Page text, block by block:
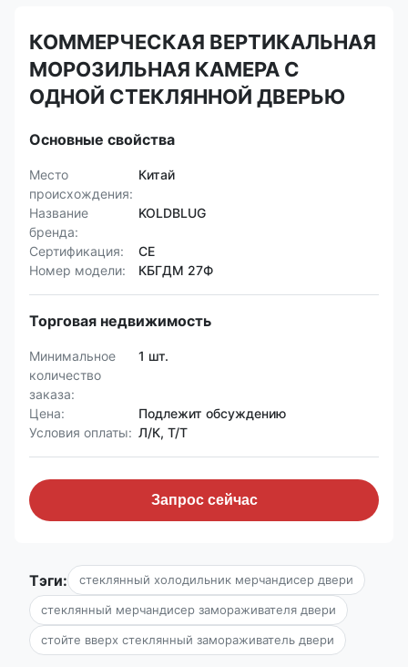
КОММЕРЧЕСКАЯ ВЕРТИКАЛЬНАЯ
МОРОЗИЛЬНАЯ КАМЕРА С
ОДНОЙ СТЕКЛЯННОЙ ДВЕРЬЮ
Основные свойства
Место
происхождения:
Китай
Название
бренда:
KOLDBLUG
Сертификация:
CE
Номер модели:
КБГДМ 27Ф
Торговая недвижимость
Минимальное
количество
заказа:
1 шт.
Цена:
Подлежит обсуждению
Условия оплаты: Л/К, Т/Т
Запрос сейчас
Тэги: стеклянный холодильник мерчандисер двери
стеклянный мерчандисер замораживателя двери
стойте вверх стеклянный замораживатель двери